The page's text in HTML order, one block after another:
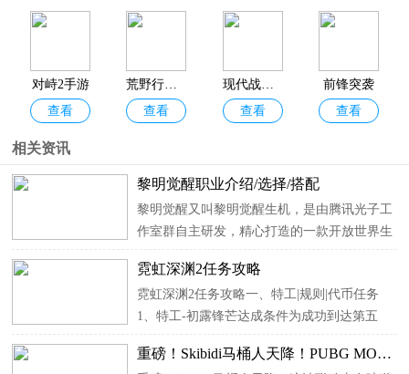
对峙2手游
查看
荒野行动官服
查看
现代战争2026最新版
查看
前锋突袭
查看
相关资讯
黎明觉醒职业介绍/选择/搭配
黎明觉醒又叫黎明觉醒生机，是由腾讯光子工
作室群自主研发，精心打造的一款开放世界生
多的玩家迫不及待的打开这款游戏了，但是对
于没有参加过测试的玩家来说，游戏的职业选
择成了一大难题，对职...
霓虹深渊2任务攻略
霓虹深渊2任务攻略一、特工|规则|代币任务
1、特工-初露锋芒达成条件为成功到达第五
新手达成条件为累计孵化成功8次，完成任务重磅！Skibidi马桶人天降！PUBG MOBILE这波联动太有味道啦~